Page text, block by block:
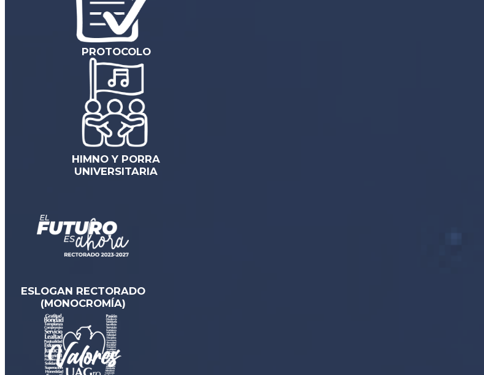
PROTOCOLO
HIMNO Y PORRA
UNIVERSITARIA
ESLOGAN RECTORADO
(MONOCROMÍA)